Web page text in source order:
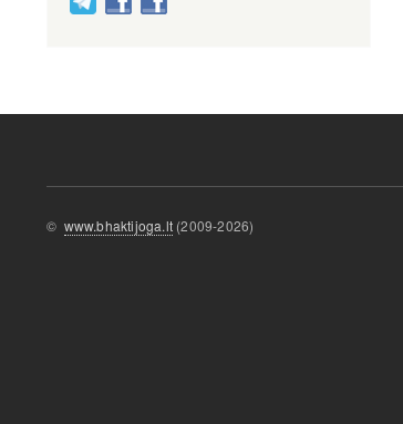
© www.bhaktijoga.lt (2009-2026)